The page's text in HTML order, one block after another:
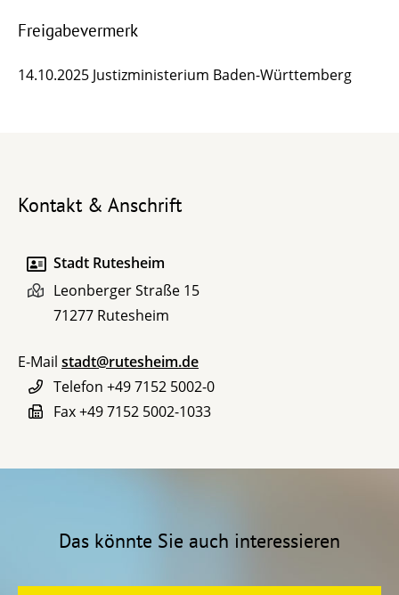
Freigabevermerk
14.10.2025 Justizministerium Baden-Württemberg
Kontakt & Anschrift
Stadt Rutesheim
Leonberger Straße 15
71277 Rutesheim
E-Mail stadt@rutesheim.de
Telefon +49 7152 5002-0
Fax+49 7152 5002-1033
Das könnte Sie auch interessieren